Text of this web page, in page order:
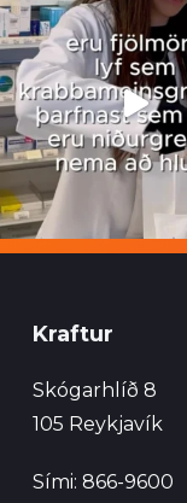
Kraftur
Skógarhlíð 8
105 Reykjavík
Sími: 866-9600